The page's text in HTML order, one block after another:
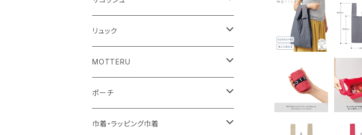
不織布
コットン
不織布
10oz
コットンリネン
ジュートコットン
再生ファブリック
コットン
コットンリネン
再生ファブリック
5oz
10oz
コットン
シーチング
キャンパス
オーガニックコットン
フェアトレードコットン
ジュートコットン
再生ファブリック
リュック
コットン
5oz
デニム
ポリエステル
MOTTERU
お買い物バッグ
ボトル
ポーチ
オーガニックコットン
巾着・ラッピング巾着